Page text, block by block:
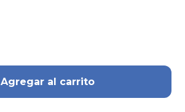
Agregar al carrito